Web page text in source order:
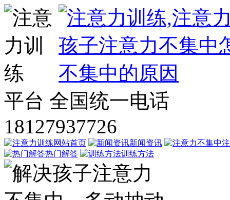
平台 全国统一电话
18127937726
网站首页 新闻资讯
热门解答
训练方法